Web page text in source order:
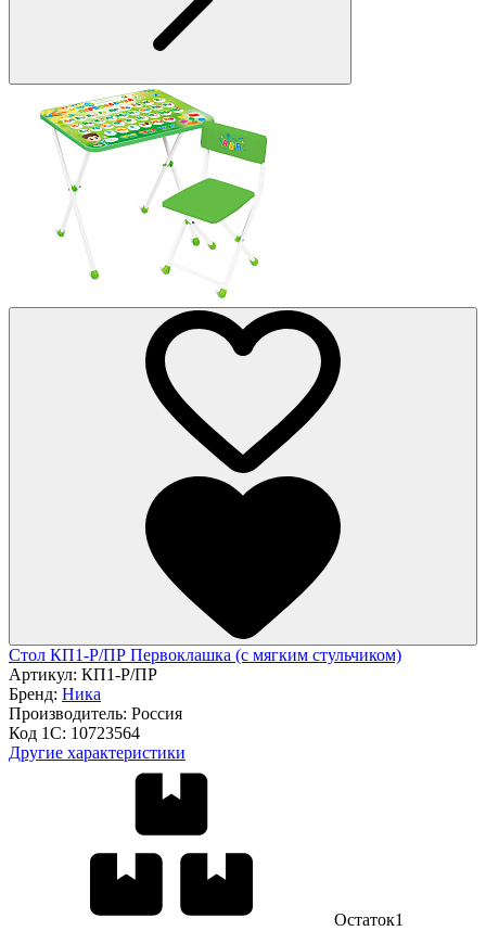
Стол КП1-Р/ПР Первоклашка (с мягким стульчиком)
Артикул: КП1-Р/ПР
Бренд: Ника
Производитель: Россия
Код 1С: 10723564
Другие характеристики
Остаток1